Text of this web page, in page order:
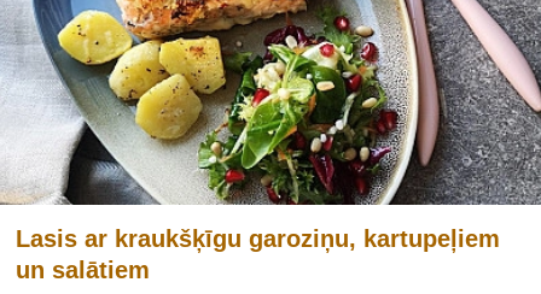
Lasis ar kraukšķīgu garoziņu, kartupeļiem
un salātiem